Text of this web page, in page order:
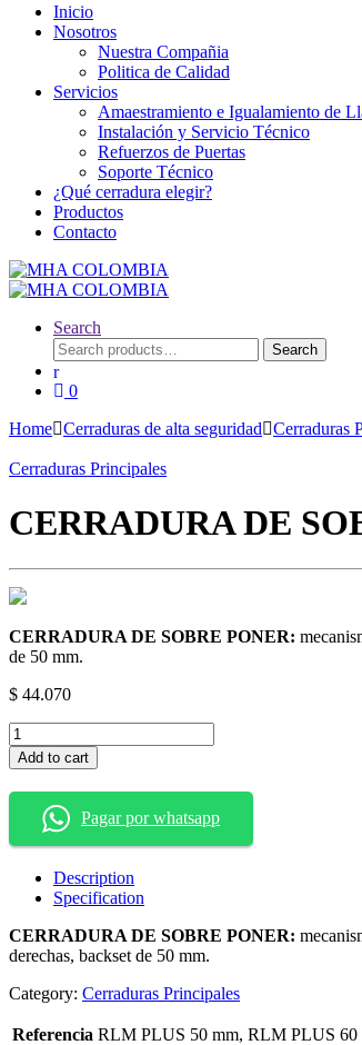
Inicio
Nosotros
Nuestra Compañia
Politica de Calidad
Servicios
Amaestramiento e Igualamiento de
Instalación y Servicio Técnico
Refuerzos de Puertas
Soporte Técnico
¿Qué cerradura elegir?
Productos
Contacto
Search
Search
for:
Search
0
Home Cerraduras de alta seguridad Cerraduras
Cerraduras Principales
CERRADURA DE
CERRADURA DE SOBRE PONER:
de 50 mm.
$ 44.070
CERRADURA
DE
SOBRE
PONER
IZQUIERDA
8750
quantity
Add to cart
Pagar por whatsapp
Description
Specification
CERRADURA DE SOBRE PONER:
derechas, backset de 50 mm.
Category: Cerraduras Principales
Referencia RLM PLUS 50 mm, RLM PLUS